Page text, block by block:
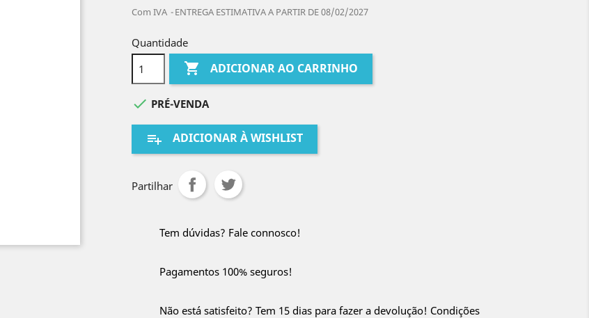
Com IVA ENTREGA ESTIMATIVA A PARTIR DE 08/02/2027
Quantidade
 ADICIONAR AO CARRINHO
 PRÉ-VENDA
playlist_add ADICIONAR À WISHLIST
Partilhar
Tem dúvidas? Fale connosco!
Pagamentos 100% seguros!
Não está satisfeito? Tem 15 dias para fazer a devolução! Condições